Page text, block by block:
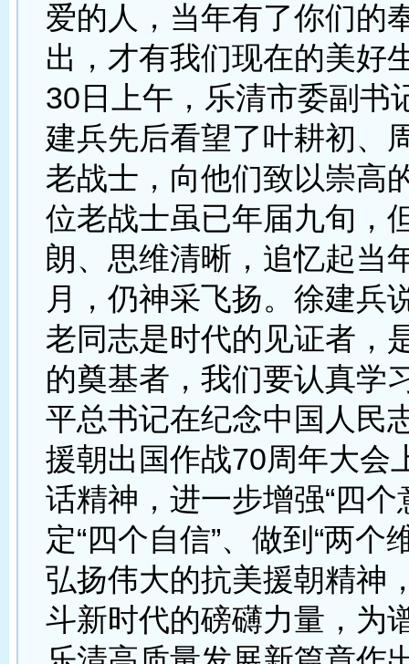
爱的人，当年有了你们的
出，才有我们现在的美好
30日上午，乐清市委副书
建兵先后看望了叶耕初、
老战士，向他们致以崇高
位老战士虽已年届九旬，
朗、思维清晰，追忆起当
月，仍神采飞扬。徐建兵
老同志是时代的见证者，
的奠基者，我们要认真学
平总书记在纪念中国人民
援朝出国作战70周年大会
话精神，进一步增强“四个
定“四个自信”、做到“两个
弘扬伟大的抗美援朝精神
斗新时代的磅礴力量，为